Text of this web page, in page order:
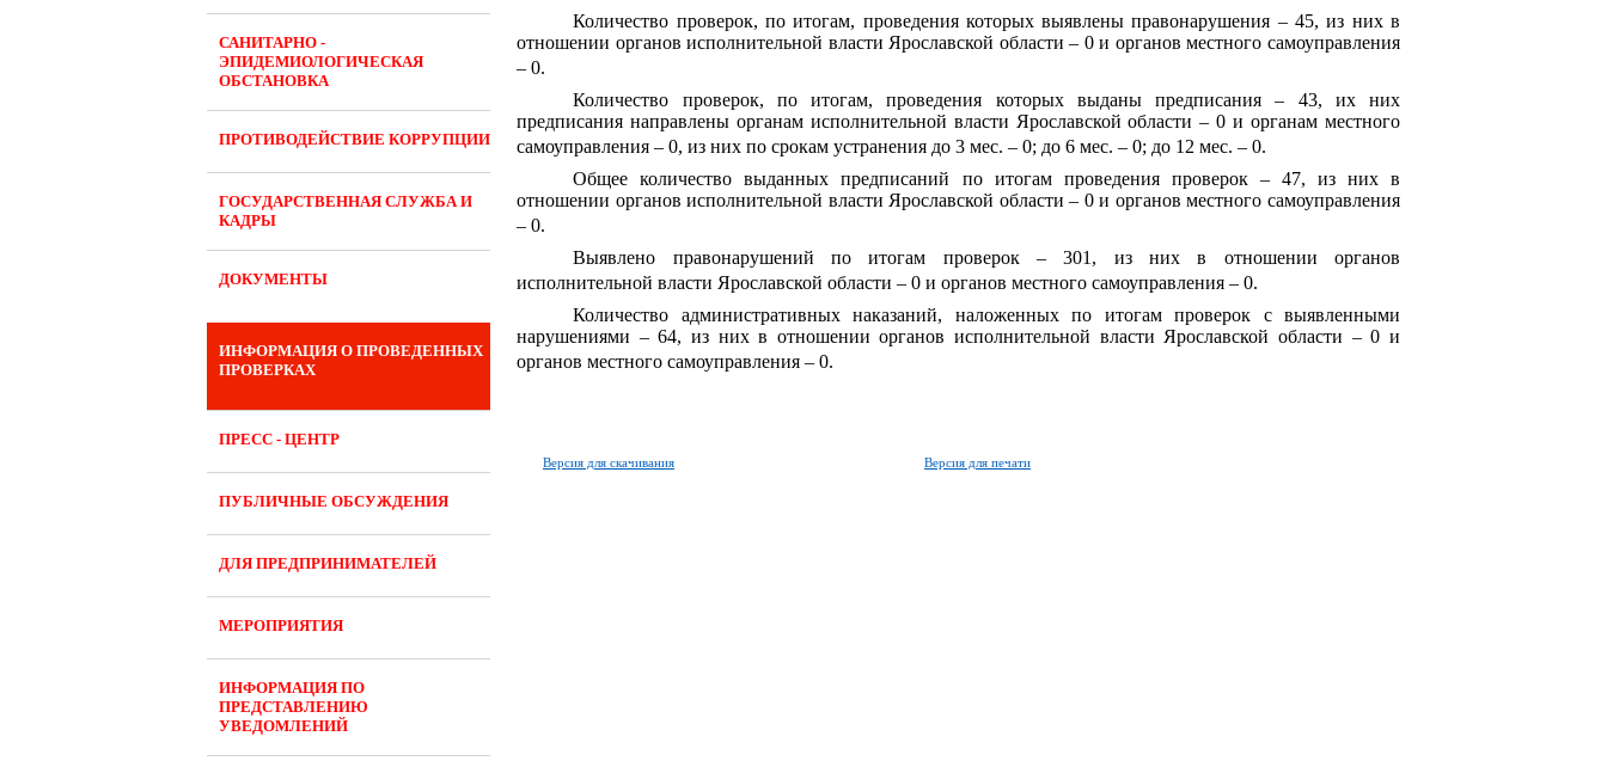
САНИТАРНО -
ЭПИДЕМИОЛОГИЧЕСКАЯ
ОБСТАНОВКА
ПРОТИВОДЕЙСТВИЕ КОРРУПЦИИ
ГОСУДАРСТВЕННАЯ СЛУЖБА И
КАДРЫ
ДОКУМЕНТЫ
ИНФОРМАЦИЯ О ПРОВЕДЕННЫХ
ПРОВЕРКАХ
ПРЕСС - ЦЕНТР
ПУБЛИЧНЫЕ ОБСУЖДЕНИЯ
ДЛЯ ПРЕДПРИНИМАТЕЛЕЙ
МЕРОПРИЯТИЯ
ИНФОРМАЦИЯ ПО
ПРЕДСТАВЛЕНИЮ
УВЕДОМЛЕНИЙ
Количество проверок, по итогам, проведения которых выявлены правонарушения – 45, из них в
отношении органов исполнительной власти Ярославской области – 0 и органов местного самоуправления
– 0.
Количество проверок, по итогам, проведения которых выданы предписания – 43, их них
предписания направлены органам исполнительной власти Ярославской области – 0 и органам местного
самоуправления – 0, из них по срокам устранения до 3 мес. – 0; до 6 мес. – 0; до 12 мес. – 0.
Общее количество выданных предписаний по итогам проведения проверок – 47, из них в
отношении органов исполнительной власти Ярославской области – 0 и органов местного самоуправления
– 0.
Выявлено правонарушений по итогам проверок – 301, из них в отношении органов
исполнительной власти Ярославской области – 0 и органов местного самоуправления – 0.
Количество административных наказаний, наложенных по итогам проверок с выявленными
нарушениями – 64, из них в отношении органов исполнительной власти Ярославской области – 0 и
органов местного самоуправления – 0.
Версия для скачивания Версия для печати